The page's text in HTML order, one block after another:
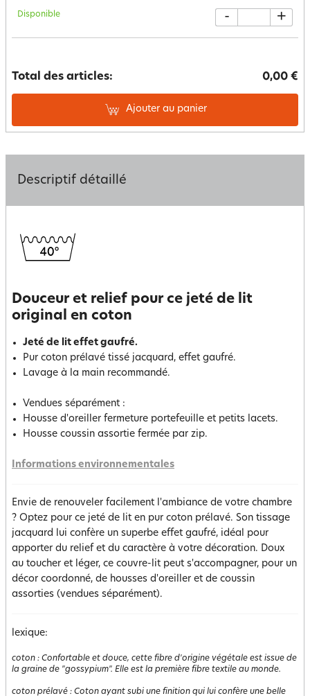
Disponible - +
Total des articles: 0,00 €
Ajouter au panier
Descriptif détaillé
Douceur et relief pour ce jeté de lit
original en coton
Jeté de lit effet gaufré.
Pur coton prélavé tissé jacquard, effet gaufré.
Lavage à la main recommandé.
Vendues séparément :
Housse d'oreiller fermeture portefeuille et petits lacets.
Housse coussin assortie fermée par zip.
Informations environnementales
Envie de renouveler facilement l'ambiance de votre chambre
? Optez pour ce jeté de lit en pur coton prélavé. Son tissage
jacquard lui confère un superbe effet gaufré, idéal pour
apporter du relief et du caractère à votre décoration. Doux
au toucher et léger, ce couvre-lit peut s'accompagner, pour un
décor coordonné, de housses d'oreiller et de coussin
assorties (vendues séparément).
lexique:
coton : Confortable et douce, cette fibre d'origine végétale est issue de
la graine de "gossypium". Elle est la première fibre textile au monde.
coton prélavé : Coton ayant subi une finition qui lui confère une belle